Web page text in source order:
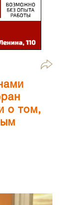
о том,